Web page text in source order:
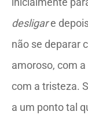
desligare
não se deparar
amoroso, com
com a tristeza.
a um ponto tal